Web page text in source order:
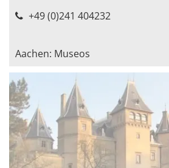
+49 (0)241 404232
Aachen: Museos